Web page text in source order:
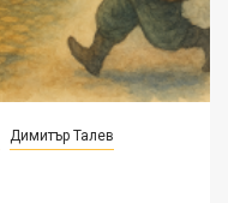
Димитър Талев